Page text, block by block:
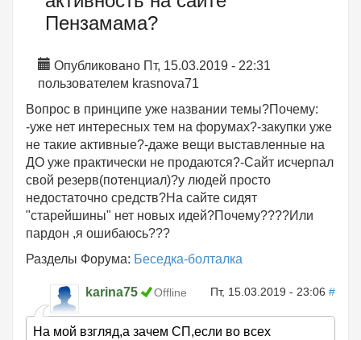
Пензамама?
Опубликовано Пт, 15.03.2019 - 22:31
пользователем krasnova71
Вопрос в принципе уже названии темы?Почему:
-уже нет интересных тем на форумах?-закупки уже
не такие активные?-даже вещи выставленные на
ДО уже практически не продаются?-Сайт исчерпал
свой резерв(потенциал)?у людей просто
недостаточно средств?На сайте сидят
"старейшины" нет новых идей?Почему????Или
пардон ,я ошибаюсь???
Разделы Форума: Беседка-болталка
karina75 Offline Пт, 15.03.2019 - 23:06 #
На мой взгляд,а зачем СП,если во всех